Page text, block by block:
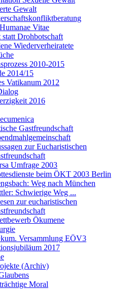
Gewalt
Vitae
statt Drohbotschaft
Wiederverheiratete
2010-2015
2014/15
Vatikanum 2012
2016
Gastfreundschaft
zur Eucharistischen
Umfrage 2003
beim ÖKT 2003 Berlin
Weg nach München
Schwierige Weg ...
zur eucharistischen
Ökumene
Versammlung EÖV3
2017
(Archiv)
Moral